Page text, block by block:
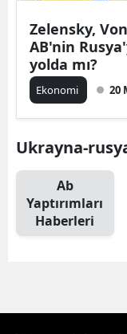
Zelensky,
AB'nin
yolda mı?
Ekonomi 20
Ukrayna-
Ab
Yaptırımları
Haberleri